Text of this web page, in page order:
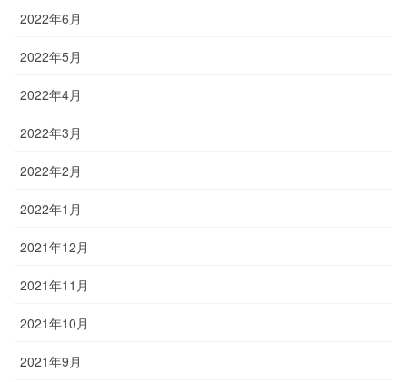
2022年6月
2022年5月
2022年4月
2022年3月
2022年2月
2022年1月
2021年12月
2021年11月
2021年10月
2021年9月